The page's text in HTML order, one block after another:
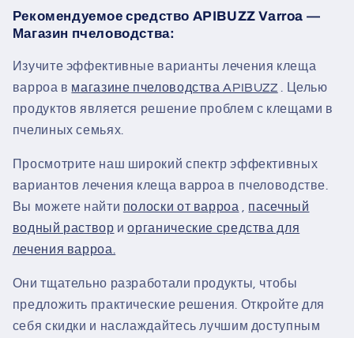
Рекомендуемое средство APIBUZZ Varroa —
Магазин пчеловодства:
Изучите эффективные варианты лечения клеща
варроа в магазине пчеловодства APIBUZZ . Целью
продуктов является решение проблем с клещами в
пчелиных семьях.
Просмотрите наш широкий спектр эффективных
вариантов лечения клеща варроа в пчеловодстве.
Вы можете найти полоски от варроа
пасечный
водный раствор иорганические средства для
лечения варроа.
Они тщательно разработали продукты, чтобы
предложить практические решения. Откройте для
себя скидки и наслаждайтесь лучшим доступным